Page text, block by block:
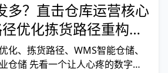
多？直击仓库运营核心
优化拣货路径重构效
！
化、拣货路径、WMS智能仓储、
仓储 先看一个让人心疼的数字：